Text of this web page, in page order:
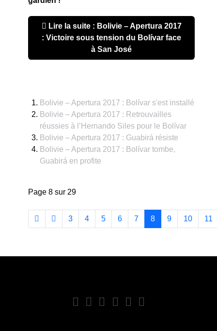
Lire la suite : Bolivie – Apertura 2017
: Victoire sous tension du Bolívar face
à San José
Bolivie – Apertura 2017 : Bolívar s'est installé
Bolivie – Apertura 2017 : Retrouvailles
réussies à l’Hernando Siles pour le Bolívar
Bolivie – Apertura 2017 : Guabirá résiste
Bolivie – Apertura 2017 : Bolívar tombe,
Guabirá en profite
Page 8 sur 29
3 4 5 6 7 8 9 10 11